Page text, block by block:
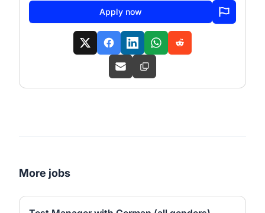
Apply now
More jobs